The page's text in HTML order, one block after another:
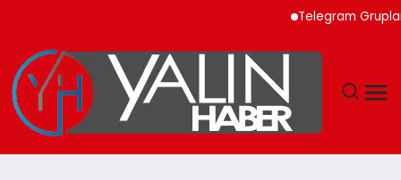
Telegram Grupları